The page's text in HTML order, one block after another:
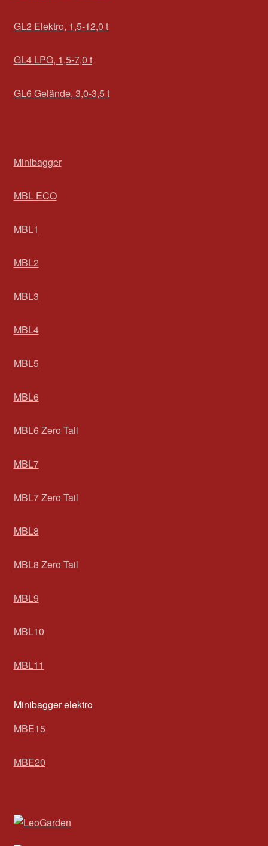
GL2 Elektro, 1,5-12,0 t
GL4 LPG, 1,5-7,0 t
GL6 Gelände, 3,0-3,5 t
Minibagger
MBL ECO
MBL1
MBL2
MBL3
MBL4
MBL5
MBL6
MBL6 Zero Tail
MBL7
MBL7 Zero Tail
MBL8
MBL8 Zero Tail
MBL9
MBL10
MBL11
Minibagger elektro
MBE15
MBE20